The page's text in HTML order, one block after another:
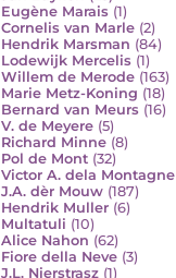
Eugène Marais (1)
Cornelis van Marle (2)
Hendrik Marsman (84)
Lodewijk Mercelis (1)
Willem de Merode (163)
Marie Metz-Koning (18)
Bernard van Meurs (16)
V. de Meyere (5)
Richard Minne (8)
Pol de Mont (32)
Victor A. dela Montagne
J.A. dèr Mouw (187)
Hendrik Muller (6)
Multatuli (10)
Alice Nahon (62)
Fiore della Neve (3)
J.L. Nierstrasz (1)